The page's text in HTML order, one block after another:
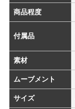
商品程度
付属品
素材
ムーブメント
サイズ